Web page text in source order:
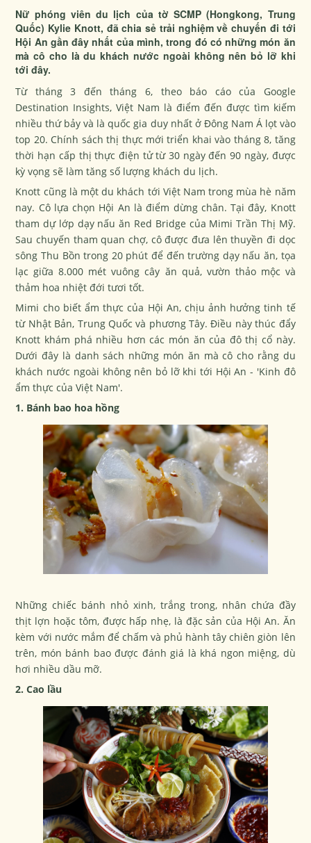
Nữ phóng viên du lịch của tờ SCMP (Hongkong, Trung
Quốc) Kylie Knott, đã chia sẻ trải nghiệm về chuyến đi tới
Hội An gần đây nhất của mình, trong đó có những món ăn
mà cô cho là du khách nước ngoài không nên bỏ lỡ khi
tới đây.
Từ tháng 3 đến tháng 6, theo báo cáo của Google
Destination Insights, Việt Nam là điểm đến được tìm kiếm
nhiều thứ bảy và là quốc gia duy nhất ở Đông Nam Á lọt vào
top 20. Chính sách thị thực mới triển khai vào tháng 8, tăng
thời hạn cấp thị thực điện tử từ 30 ngày đến 90 ngày, được
kỳ vọng ​​sẽ làm tăng số lượng khách du lịch.
Knott cũng là một du khách tới Việt Nam trong mùa hè năm
nay. Cô lựa chọn Hội An là điểm dừng chân. Tại đây, Knott
tham dự lớp dạy nấu ăn Red Bridge của Mimi Trần Thị Mỹ.
Sau chuyến tham quan chợ, cô được đưa lên thuyền đi dọc
sông Thu Bồn trong 20 phút để đến trường dạy nấu ăn, tọa
lạc giữa 8.000 mét vuông cây ăn quả, vườn thảo mộc và
thảm hoa nhiệt đới tươi tốt.
Mimi cho biết ẩm thực của Hội An, chịu ảnh hưởng tinh tế
từ Nhật Bản, Trung Quốc và phương Tây. Điều này thúc đẩy
Knott khám phá nhiều hơn các món ăn của đô thị cổ này.
Dưới đây là danh sách những món ăn mà cô cho rằng du
khách nước ngoài không nên bỏ lỡ khi tới Hội An - 'Kinh đô
ẩm thực của Việt Nam'.
1. Bánh bao hoa hồng
Những chiếc bánh nhỏ xinh, trắng trong, nhân chứa đầy
thịt lợn hoặc tôm, được hấp nhẹ, là đặc sản của Hội An. Ăn
kèm với nước mắm để chấm và phủ hành tây chiên giòn lên
trên, món bánh bao được đánh giá là khá ngon miệng, dù
hơi nhiều dầu mỡ.
2. Cao lầu